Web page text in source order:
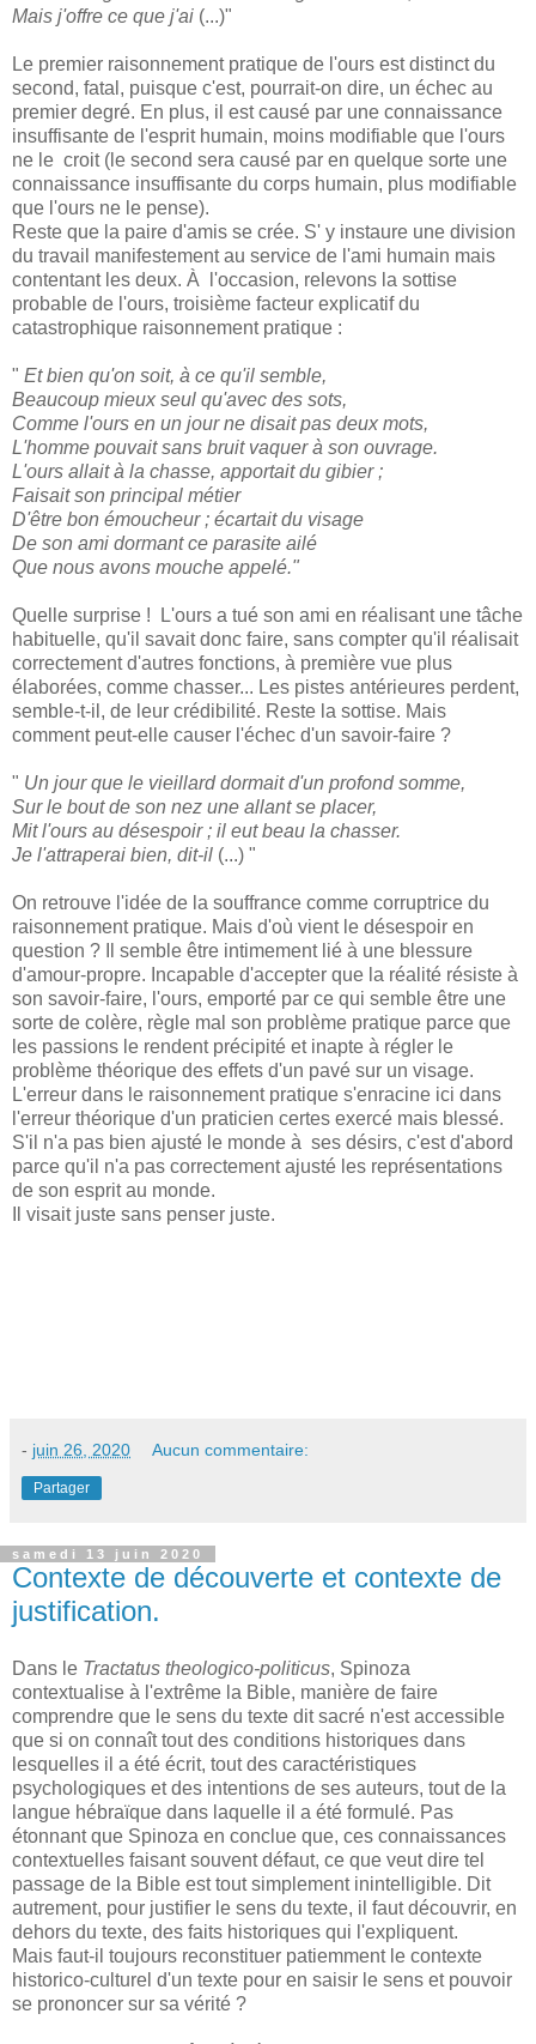
Mais j'offre ce que j'ai (...)"
Le premier raisonnement pratique de l'ours est distinct du
second, fatal, puisque c'est, pourrait-on dire, un échec au
premier degré. En plus, il est causé par une connaissance
insuffisante de l'esprit humain, moins modifiable que l'ours
ne le croit (le second sera causé par en quelque sorte une
connaissance insuffisante du corps humain, plus modifiable
que l'ours ne le pense).
Reste que la paire d'amis se crée. S' y instaure une division
du travail manifestement au service de l'ami humain mais
contentant les deux. À l'occasion, relevons la sottise
probable de l'ours, troisième facteur explicatif du
catastrophique raisonnement pratique :
" Et bien qu'on soit, à ce qu'il semble,
Beaucoup mieux seul qu'avec des sots,
Comme l'ours en un jour ne disait pas deux mots,
L'homme pouvait sans bruit vaquer à son ouvrage.
L'ours allait à la chasse, apportait du gibier ;
Faisait son principal métier
D'être bon émoucheur ; écartait du visage
De son ami dormant ce parasite ailé
Que nous avons mouche appelé."
Quelle surprise ! L'ours a tué son ami en réalisant une tâche
habituelle, qu'il savait donc faire, sans compter qu'il réalisait
correctement d'autres fonctions, à première vue plus
élaborées, comme chasser... Les pistes antérieures perdent,
semble-t-il, de leur crédibilité. Reste la sottise. Mais
comment peut-elle causer l'échec d'un savoir-faire ?
" Un jour que le vieillard dormait d'un profond somme,
Sur le bout de son nez une allant se placer,
Mit l'ours au désespoir ; il eut beau la chasser.
Je l'attraperai bien, dit-il (...) "
On retrouve l'idée de la souffrance comme corruptrice du
raisonnement pratique. Mais d'où vient le désespoir en
question ? Il semble être intimement lié à une blessure
d'amour-propre. Incapable d'accepter que la réalité résiste à
son savoir-faire, l'ours, emporté par ce qui semble être une
sorte de colère, règle mal son problème pratique parce que
les passions le rendent précipité et inapte à régler le
problème théorique des effets d'un pavé sur un visage.
L'erreur dans le raisonnement pratique s'enracine ici dans
l'erreur théorique d'un praticien certes exercé mais blessé.
S'il n'a pas bien ajusté le monde à ses désirs, c'est d'abord
parce qu'il n'a pas correctement ajusté les représentations
de son esprit au monde.
Il visait juste sans penser juste.
- juin 26, 2020 Aucun commentaire:
Partager
samedi 13 juin 2020
Contexte de découverte et contexte de
justification.
Dans le Tractatus theologico-politicus, Spinoza
contextualise à l'extrême la Bible, manière de faire
comprendre que le sens du texte dit sacré n'est accessible
que si on connaît tout des conditions historiques dans
lesquelles il a été écrit, tout des caractéristiques
psychologiques et des intentions de ses auteurs, tout de la
langue hébraïque dans laquelle il a été formulé. Pas
étonnant que Spinoza en conclue que, ces connaissances
contextuelles faisant souvent défaut, ce que veut dire tel
passage de la Bible est tout simplement inintelligible. Dit
autrement, pour justifier le sens du texte, il faut découvrir, en
dehors du texte, des faits historiques qui l'expliquent.
Mais faut-il toujours reconstituer patiemment le contexte
historico-culturel d'un texte pour en saisir le sens et pouvoir
se prononcer sur sa vérité ?